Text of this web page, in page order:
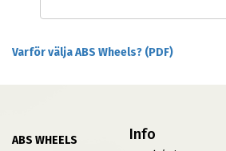
Varför välja ABS Wheels? (PDF)
ABS WHEELS
Info